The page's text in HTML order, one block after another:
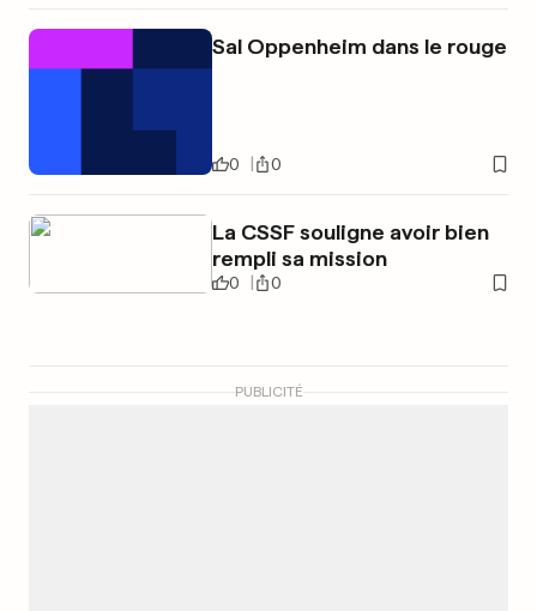
Sal Oppenheim dans le rouge
0 0
La CSSF souligne avoir bien
rempli sa mission
0 0
PUBLICITÉ